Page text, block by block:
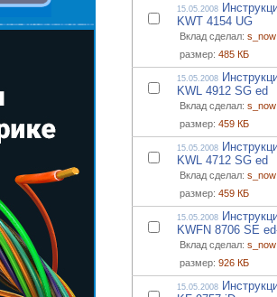
15.05.2008
KWT 4154 UG
Вклад сделал: s_now
размер: 485 КБ
15.05.2008
KWL 4912 SG ed
Вклад сделал: s_now
размер: 459 КБ
15.05.2008
KWL 4712 SG ed
Вклад сделал: s_now
размер: 459 КБ
15.05.2008
KWFN 8706 SE
Вклад сделал: s_now
размер: 926 КБ
15.05.2008